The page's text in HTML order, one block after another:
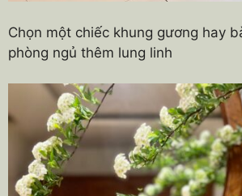
Chọn một chiếc khung gương hay
phòng ngủ thêm lung linh